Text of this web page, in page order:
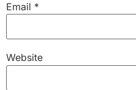
Email *
Website